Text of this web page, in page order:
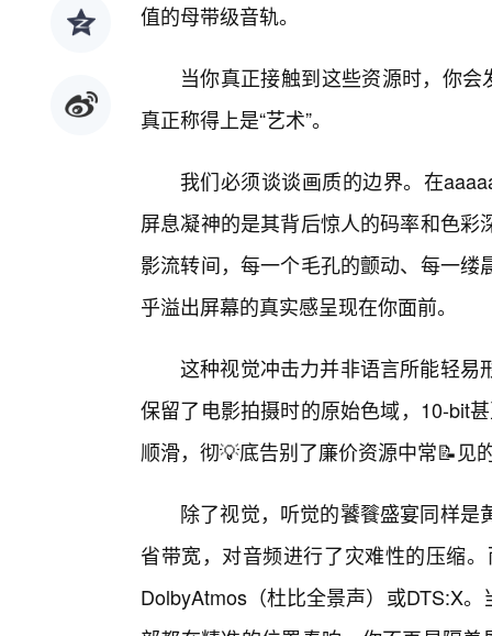
值的母带级音轨。
当你真正接触到这些资源时，你
真正称得上是“艺术”。
我们必须谈谈画质的边界。在
屏息凝神的是其背后惊人的码率和色
影流转间，每一个毛孔的颤动、每一
乎溢出屏幕的真实感呈现在你面前。
这种视觉冲击力并非语言所能轻易
保留了电影拍摄时的原始色域，10-bit
顺滑，彻💡底告别了廉价资源中常📝见
除了视觉，听觉的饕餮盛宴同样
省带宽，对音频进行了灾难性的压缩
DolbyAtmos（杜比全景声）或DTS:X